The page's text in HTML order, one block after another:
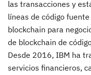
las transacciones y
líneas de código
blockchain para
de blockchain de
Desde 2016, IBM ha
servicios financieros,